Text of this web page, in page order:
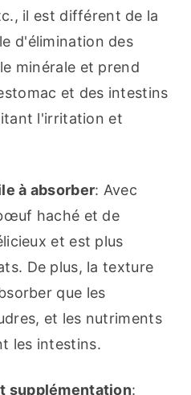
il est différent de la
d'élimination des
minérale et prend
et des intestins
l'irritation et
à absorber: Avec
haché et de
et est plus
De plus, la texture
que les
et les nutriments
les intestins.
supplémentation: